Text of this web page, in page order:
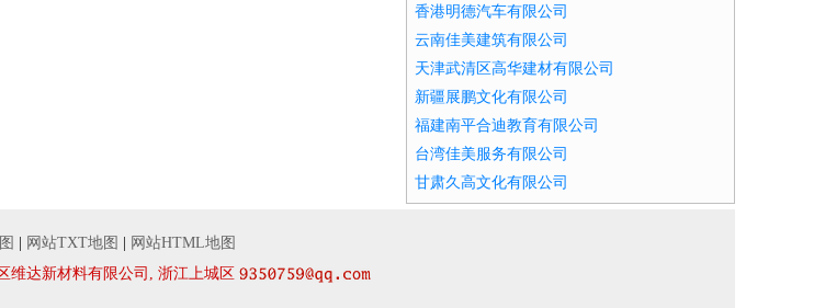
香港明德汽车有限公司
云南佳美建筑有限公司
天津武清区高华建材有限公司
新疆展鹏文化有限公司
福建南平合迪教育有限公司
台湾佳美服务有限公司
甘肃久高文化有限公司
网站TXT地图
网站HTML地图
维达新材料有限公司, 浙江上城区